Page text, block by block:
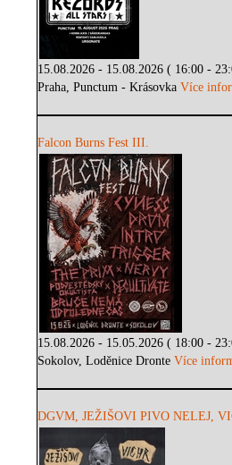
15.08.2026 - 15.08.2026 ( 16:00 -
Praha, Punctum - KrásovkaVíce
Falcon Burns Fest III.
15.08.2026 - 15.05.2026 ( 18:00 -
Sokolov, Loděnice DronteVíce
DGVM, JEŽIŠOVI PIVO NELEJ,